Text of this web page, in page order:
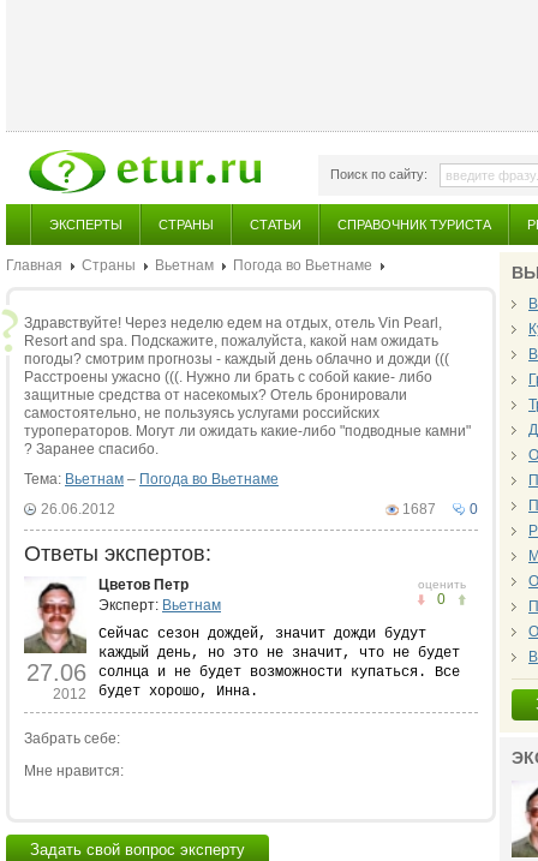
Поиск по сайту:
ЭКСПЕРТЫ СТРАНЫ СТАТЬИ СПРАВОЧНИК ТУРИСТА
Главная Страны Вьетнам Погода во Вьетнаме
Здравствуйте! Через неделю едем на отдых, отель Vin Pearl,
Resort and spa. Подскажите, пожалуйста, какой нам ожидать
погоды? смотрим прогнозы - каждый день облачно и дожди (((
Расстроены ужасно (((. Нужно ли брать с собой какие- либо
защитные средства от насекомых? Отель бронировали
самостоятельно, не пользуясь услугами российских
туроператоров. Могут ли ожидать какие-либо "подводные камни"
? Заранее спасибо.
Тема: Вьетнам – Погода во Вьетнаме
0
1687
26.06.2012
Ответы экспертов:
27.06
2012
оценить
0
Цветов Петр
Эксперт: Вьетнам
Сейчас сезон дождей, значит дожди будут
каждый день, но это не значит, что не будет
солнца и не будет возможности купаться. Все
будет хорошо, Инна.
Забрать себе:
Мне нравится:
Задать свой вопрос эксперту